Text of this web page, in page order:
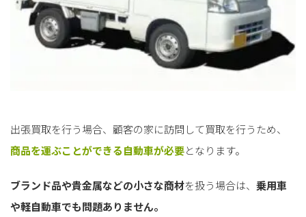
出張買取を行う場合、顧客の家に訪問して買取を行うため、
商品を運ぶことができる自動車が必要となります。
ブランド品や貴金属などの小さな商材を扱う場合は、 乗用車
や軽自動車でも問題ありません。